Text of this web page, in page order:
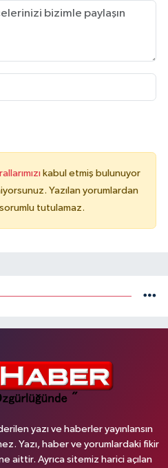
kabul etmiş bulunuyor
Yazılan yorumlardan
tutulamaz.
yazı ve haberler yayınlansın
Yazı, haber ve yorumlardaki fikir
aittir. Ayrıca sitemiz harici açılan